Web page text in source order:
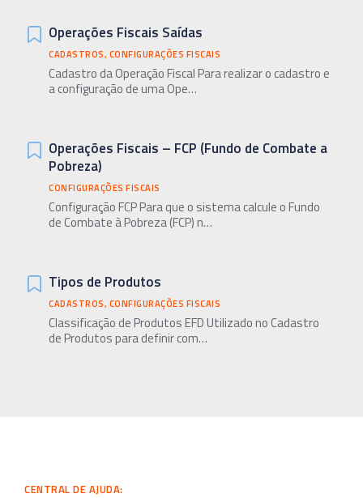
Operações Fiscais Saídas
CADASTROS, CONFIGURAÇÕES FISCAIS
Cadastro da Operação Fiscal Para realizar o cadastro e
a configuração de uma Ope…
Operações Fiscais – FCP (Fundo de Combate a
Pobreza)
CONFIGURAÇÕES FISCAIS
Configuração FCP Para que o sistema calcule o Fundo
de Combate à Pobreza (FCP) n…
Tipos de Produtos
CADASTROS, CONFIGURAÇÕES FISCAIS
Classificação de Produtos EFD Utilizado no Cadastro
de Produtos para definir com…
CENTRAL DE AJUDA: